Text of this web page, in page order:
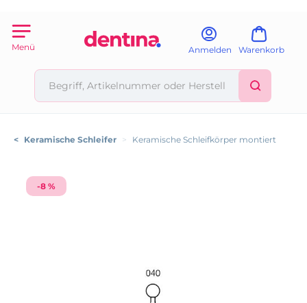
Menü Anmelden Warenkorb
< Keramische Schleifer > Keramische Schleifkörper montiert
-8 %